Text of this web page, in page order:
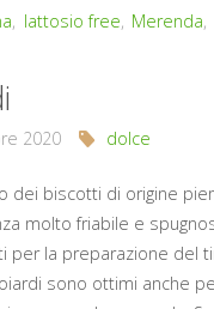
, lattosio free, Merenda,
2020 dolce
dei biscotti di origine
molto friabile e
per la preparazione del
sono ottimi anche